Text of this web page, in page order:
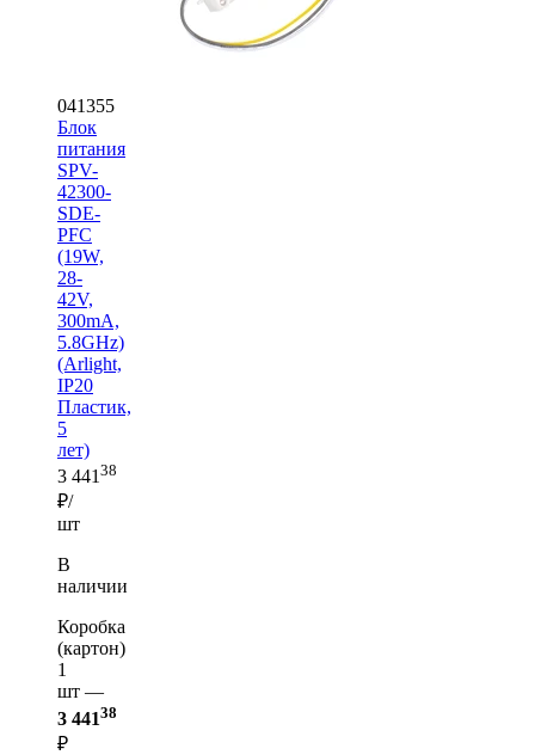
041355
Блок
питания
SPV-
42300-
SDE-
PFC
(19W,
28-
42V,
300mA,
5.8GHz)
(Arlight,
IP20
Пластик,
5
лет)
3 441 38
₽/
шт
В
наличии
Коробка
(картон)
1
шт —
3 44138
₽